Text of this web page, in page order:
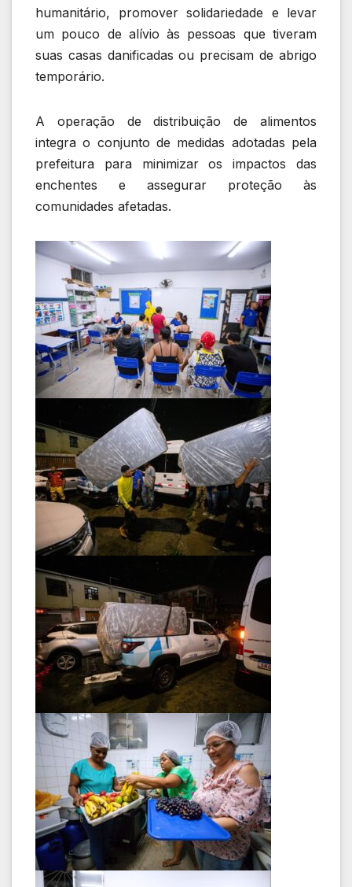
humanitário, promover solidariedade e levar
um pouco de alívio às pessoas que tiveram
suas casas danificadas ou precisam de abrigo
temporário.
A operação de distribuição de alimentos
integra o conjunto de medidas adotadas pela
prefeitura para minimizar os impactos das
enchentes e assegurar proteção às
comunidades afetadas.